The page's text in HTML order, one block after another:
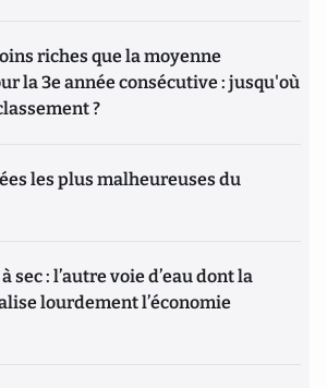
riches que la moyenne
la 3e année consécutive : jusqu'où
?
les plus malheureuses du
sec : l’autre voie d’eau dont la
lourdement l’économie